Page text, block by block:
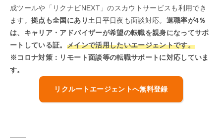
成ツールや「リクナビNEXT」のスカウトサービスも利用でき
ます。拠点も全国にあり 土日平日夜も面談対応。 退職率が4％
は、キャリア・アドバイザーが希望の転職を親身になってサポ
ートしている証。 メインで活用したいエージェントです。
※コロナ対策：リモート面談等の転職サポートに対応していま
す。
リクルートエージェントへ無料登録